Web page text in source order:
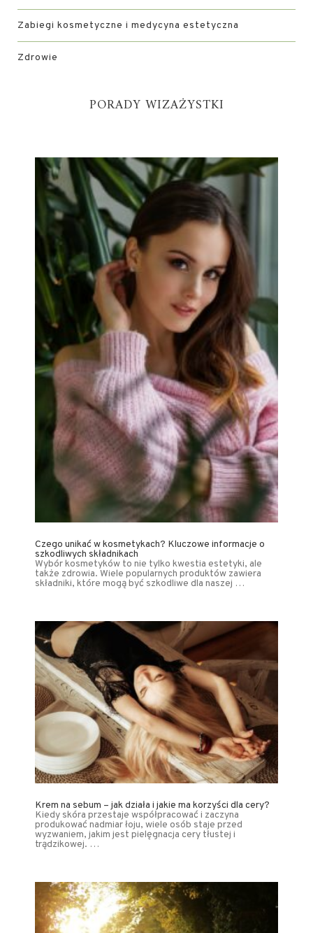
Zabiegi kosmetyczne i medycyna estetyczna
Zdrowie
PORADY WIZAŻYSTKI
Czego unikać w kosmetykach? Kluczowe informacje o
szkodliwych składnikach
Wybór kosmetyków to nie tylko kwestia estetyki, ale
także zdrowia. Wiele popularnych produktów zawiera
składniki, które mogą być szkodliwe dla naszej …
Krem na sebum – jak działa i jakie ma korzyści dla cery?
Kiedy skóra przestaje współpracować i zaczyna
produkować nadmiar łoju, wiele osób staje przed
wyzwaniem, jakim jest pielęgnacja cery tłustej i
trądzikowej. …